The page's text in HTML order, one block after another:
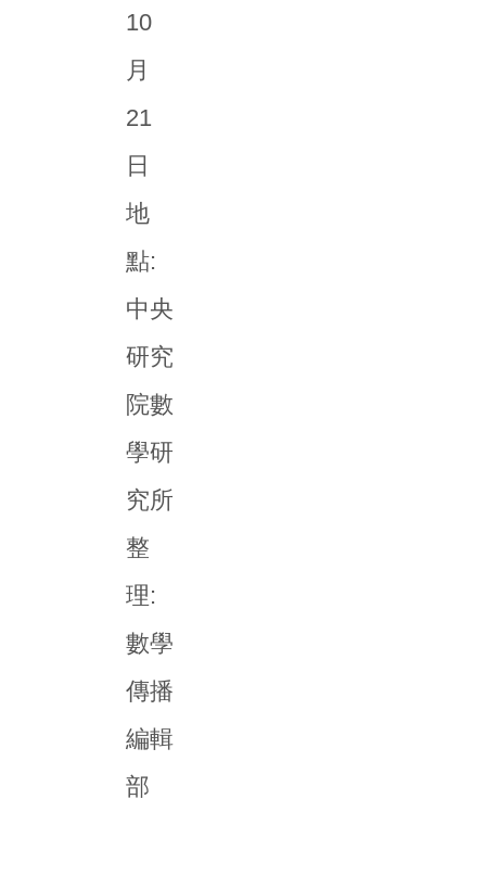
10
月
21
日
地
點:
中央
研究
院數
學研
究所
整
理:
數學
傳播
編輯
部